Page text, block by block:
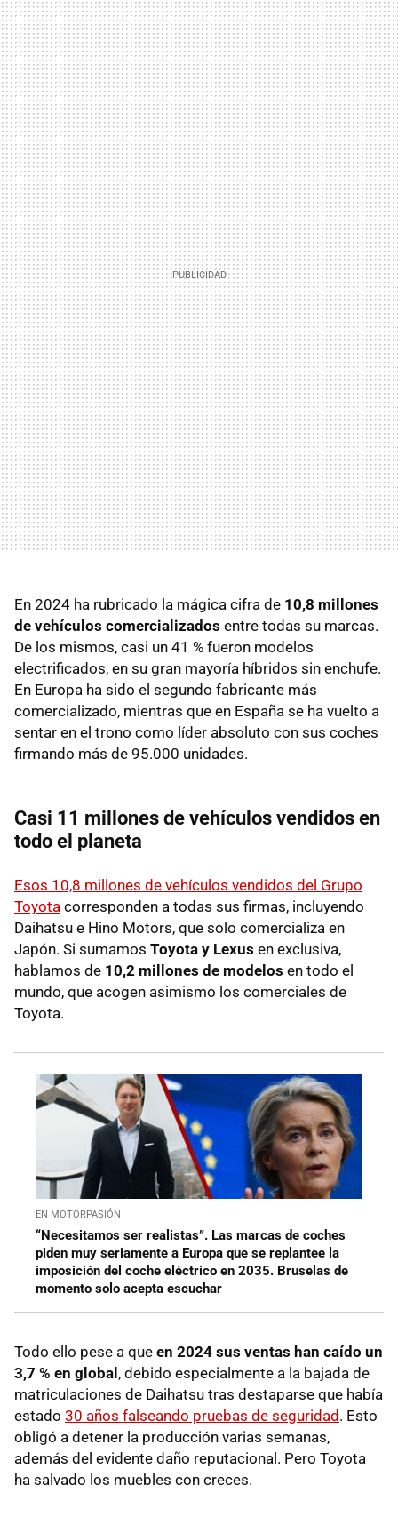
En 2024 ha rubricado la mágica cifra de 10,8 millones
de vehículos comercializados entre todas su marcas.
De los mismos, casi un 41 % fueron modelos
electrificados, en su gran mayoría híbridos sin enchufe.
En Europa ha sido el segundo fabricante más
comercializado, mientras que en España se ha vuelto a
sentar en el trono como líder absoluto con sus coches
firmando más de 95.000 unidades.
Casi 11 millones de vehículos vendidos en
todo el planeta
Esos 10,8 millones de vehículos vendidos del Grupo
Toyota corresponden a todas sus firmas, incluyendo
Daihatsu e Hino Motors, que solo comercializa en
Japón. Si sumamos Toyota y Lexus en exclusiva,
hablamos de 10,2 millones de modelos en todo el
mundo, que acogen asimismo los comerciales de
Toyota.
EN MOTORPASIÓN
“Necesitamos ser realistas”. Las marcas de coches
piden muy seriamente a Europa que se replantee la
imposición del coche eléctrico en 2035. Bruselas de
momento solo acepta escuchar
Todo ello pese a que en 2024 sus ventas han caído un
3,7 % en global, debido especialmente a la bajada de
matriculaciones de Daihatsu tras destaparse que había
estado 30 años falseando pruebas de seguridad. Esto
obligó a detener la producción varias semanas,
además del evidente daño reputacional. Pero Toyota
ha salvado los muebles con creces.